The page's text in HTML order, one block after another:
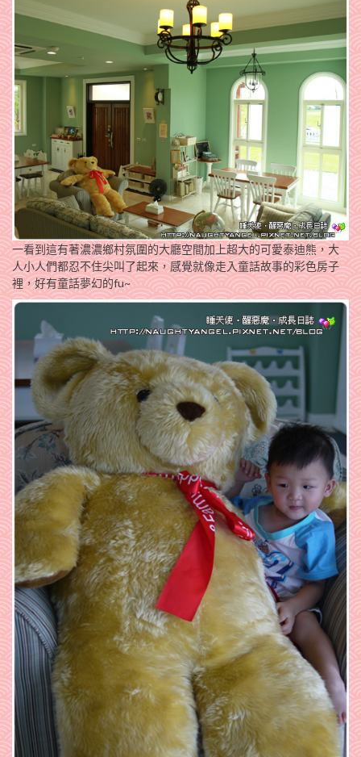
一看到這有著濃濃鄉村氛圍的大廳空間加上超大的可愛泰迪熊，大
人小人們都忍不住尖叫了起來，感覺就像走入童話故事的彩色房子
裡，好有童話夢幻的fu~